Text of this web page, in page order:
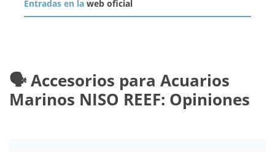
Entradas en la web oficial
🗣️ Accesorios para Acuarios
Marinos NISO REEF: Opiniones